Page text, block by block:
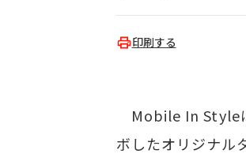
印刷する
Mobile In Styleは
ボしたオリジナル